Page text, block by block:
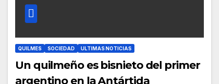
QUILMES SOCIEDAD ULTIMAS NOTICIAS
Un quilmeño es bisnieto del primer
argentino en la Antártida